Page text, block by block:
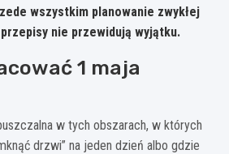
wszystkim planowanie zwykłej
nie przewidują wyjątku.
1 maja
w tych obszarach, w których
drzwi” na jeden dzień albo gdzie